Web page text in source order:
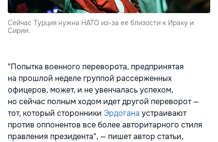
Сейчас Турция нужна НАТО из-за ее близости к Ираку и
Сирии.
"Попытка военного переворота, предпринятая
на прошлой неделе группой рассерженных
офицеров, может, и не увенчалась успехом,
но сейчас полным ходом идет другой переворот —
тот, который сторонники Эрдогана устраивают
против оппонентов все более авторитарного стиля
правления президента", — пишет автор статьи,